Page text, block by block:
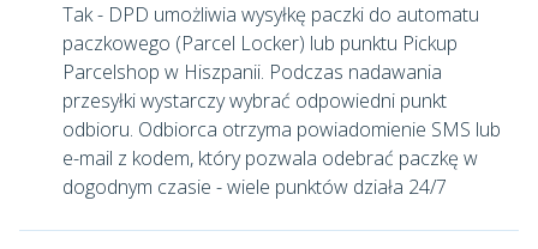
Tak - DPD umożliwia wysyłkę paczki do automatu
paczkowego (Parcel Locker) lub punktu Pickup
Parcelshop w Hiszpanii. Podczas nadawania
przesyłki wystarczy wybrać odpowiedni punkt
odbioru. Odbiorca otrzyma powiadomienie SMS lub
e-mail z kodem, który pozwala odebrać paczkę w
dogodnym czasie - wiele punktów działa 24/7